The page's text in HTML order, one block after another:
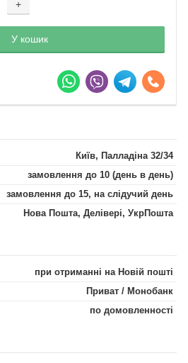
+
Добавляется...
У кошик
Добавлен
Київ, Палладіна 32/34
замовлення до 10 (день в день)
замовлення до 15, на слідучий день
Нова Пошта, Делівері, УкрПошта
при отриманні на Новій пошті
Приват / Монобанк
по домовленності